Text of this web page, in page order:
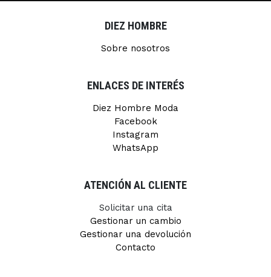
DIEZ HOMBRE
Sobre nosotros
ENLACES DE INTERÉS
Diez Hombre Moda
Facebook
Instagram
WhatsApp
ATENCIÓN AL CLIENTE
Solicitar una cita
Gestionar un cambio
Gestionar una devolución
Contacto